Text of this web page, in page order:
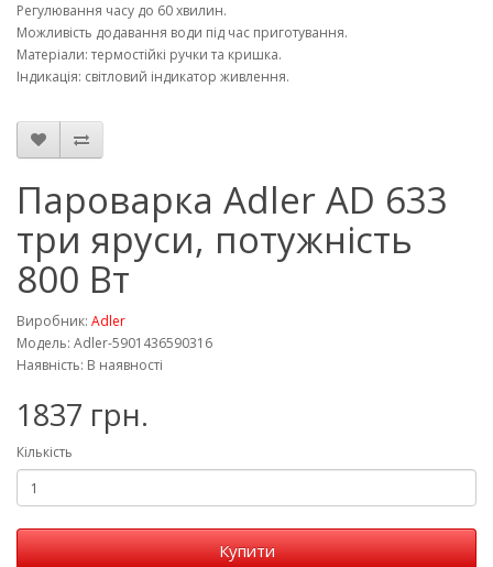
Регулювання часу до 60 хвилин.
Можливість додавання води під час приготування.
Матеріали: термостійкі ручки та кришка.
Індикація: світловий індикатор живлення.
Пароварка Adler AD 633
три яруси, потужність
800 Вт
Виробник: Adler
Модель: Adler-5901436590316
Наявність: В наявності
1837 грн.
Кількість
Купити